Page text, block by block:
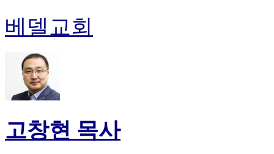
베델교회
고창현 목사